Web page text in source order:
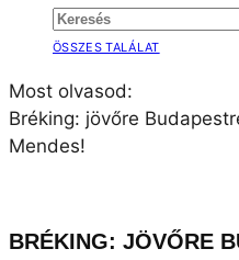
ÖSSZES TALÁLAT
Most olvasod:
Bréking: jövőre
Mendes!
BRÉKING: JÖVŐRE